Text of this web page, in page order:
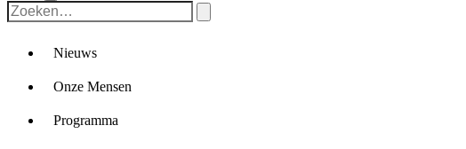
Nieuws
Onze Mensen
Programma